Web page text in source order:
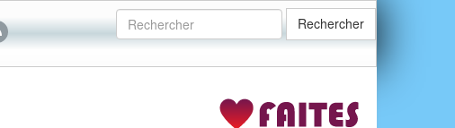
Rechercher